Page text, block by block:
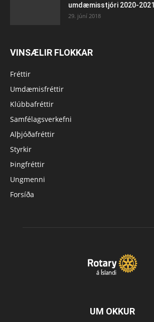
umdæmisstjóri 2020-2021
29. júní 2018
VINSÆLIR FLOKKAR
Fréttir
Umdæmisfréttir
Klúbbafréttir
Samfélagsverkefni
Alþjóðafréttir
Styrkir
Þingfréttir
Ungmenni
Forsíða
UM OKKUR